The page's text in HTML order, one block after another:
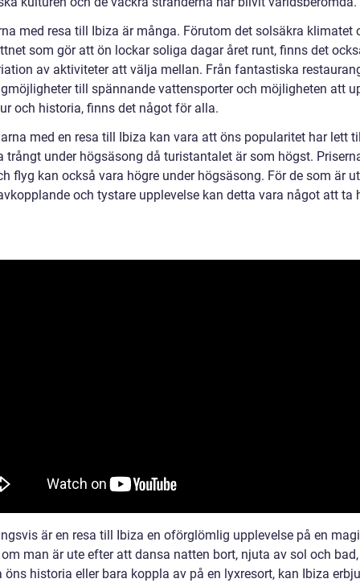
med resa till Ibiza är många. Förutom det solsäkra klimatet
som gör att ön lockar soliga dagar året runt, finns det
av aktiviteter att välja mellan. Från fantastiska
till spännande vattensporter och möjligheten att
och historia, finns det något för alla.
med en resa till Ibiza kan vara att öns popularitet har lett
trångt under högsäsong då turistantalet är som högst.
flyg kan också vara högre under högsäsong. För de som är
och tystare upplevelse kan detta vara något att ta
är en resa till Ibiza en oförglömlig upplevelse på en
man är ute efter att dansa natten bort, njuta av sol och bad,
öns historia eller bara koppla av på en lyxresort, kan Ibiza